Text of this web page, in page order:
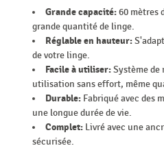
Grande capacité:60 mètres
grande quantité de linge.
Réglable en hauteur:
de votre linge.
Facile à utiliser:Système
utilisation sans effort, même
Durable: Fabriqué avec des
une longue durée de vie.
Complet: Livré avec une
sécurisée.